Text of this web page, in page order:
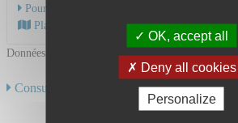
Pour une consultation
Plan d'accès au CHU
Données mises à jour le 07/10/2025
Consulter toute notre offre de soins
OK, accept all
Deny all cookies
Personalize